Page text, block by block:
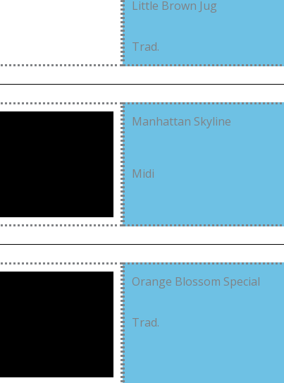
Little Brown Jug
Trad.
Manhattan Skyline
Midi
Orange Blossom Special
Trad.